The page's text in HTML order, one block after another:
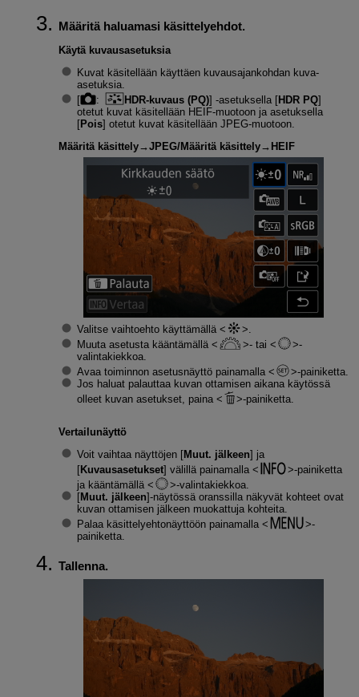
Määritä haluamasi käsittelyehdot.
Käytä kuvausasetuksia
Kuvat käsitellään käyttäen kuvausajankohdan kuva-
asetuksia.
[
: HDR-kuvaus (PQ)] ‑asetuksella [HDR PQ]
otetut kuvat käsitellään HEIF-muotoon ja asetuksella
[Pois] otetut kuvat käsitellään JPEG-muotoon.
Määritä käsittely→JPEG/Määritä käsittely→HEIF
Valitse vaihtoehto käyttämällä
.
Muuta asetusta kääntämällä
- tai
-
valintakiekkoa.
Avaa toiminnon asetusnäyttö painamalla
-painiketta.
Jos haluat palauttaa kuvan ottamisen aikana käytössä
olleet kuvan asetukset, paina
-painiketta.
Vertailunäyttö
Voit vaihtaa näyttöjen [Muut. jälkeen] ja
[Kuvausasetukset] välillä painamalla
-painiketta
ja kääntämällä
-valintakiekkoa.
[Muut. jälkeen]-näytössä oranssilla näkyvät kohteet ovat
kuvan ottamisen jälkeen muokattuja kohteita.
Palaa käsittelyehtonäyttöön painamalla
-
painiketta.
Tallenna.